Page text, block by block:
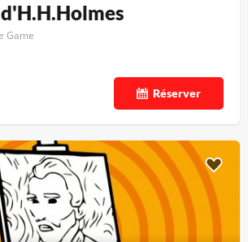
Game
Réserver